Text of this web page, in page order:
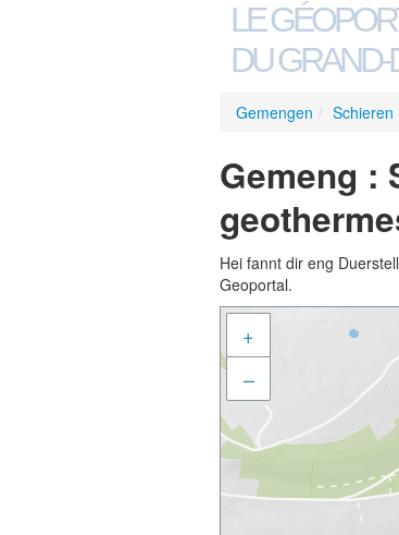
LE
DU
Gemengen / Schieren
Gemeng :
Hei fannt dir eng
Geoportal.
+
–